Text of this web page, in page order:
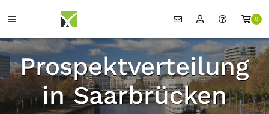
0
Prospektverteilung
in Saarbrücken